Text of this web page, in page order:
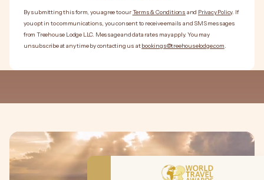
By submitting this form, you agree to ourTerms & Conditions and Privacy Policy. If
you opt in to communications, you consent to receive emails and SMS messages
from Treehouse Lodge LLC. Message and data rates may apply. You may
unsubscribe at any time by contacting us atbookings@treehouselodge.com.